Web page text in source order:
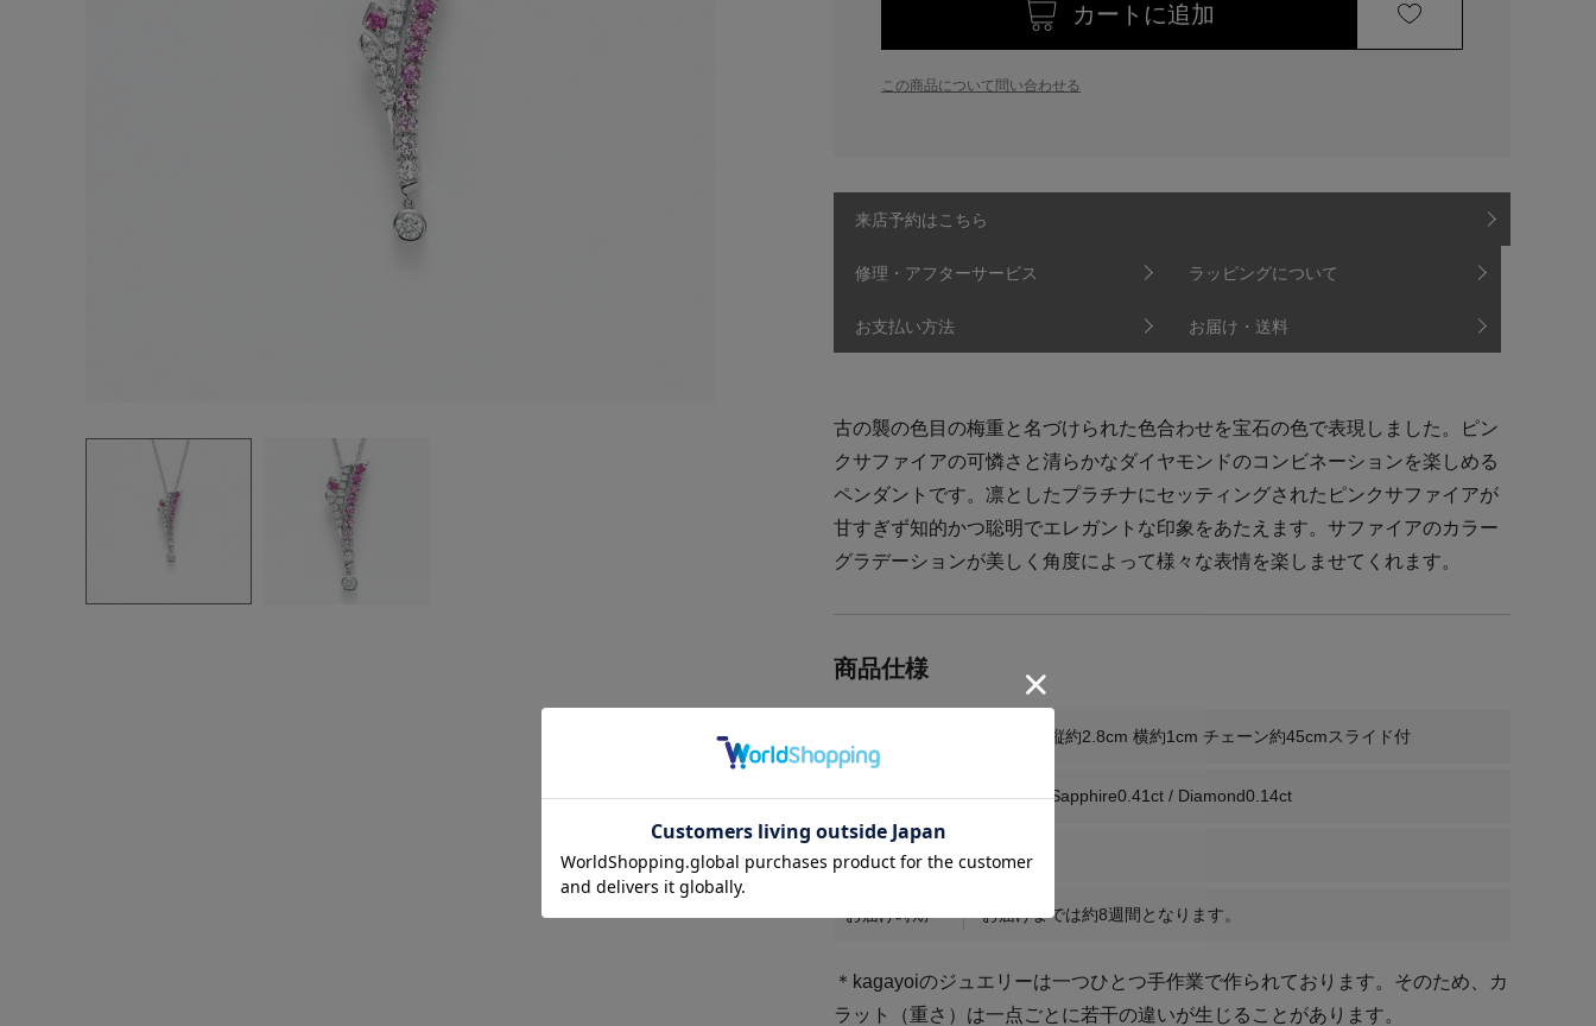
カートに追加
この商品について問い合わせる
来店予約はこちら
修理・アフターサービス ラッピングについて
お支払い方法 お届け・送料
古の襲の色目の梅重と名づけられた色合わせを宝石の色で表現しました。ピン
クサファイアの可憐さと清らかなダイヤモンドのコンビネーションを楽しめる
ペンダントです。凛としたプラチナにセッティングされたピンクサファイアが
甘すぎず知的かつ聡明でエレガントな印象をあたえます。サファイアのカラー
グラデーションが美しく角度によって様々な表情を楽しませてくれます。
モチーフ縦約2.8cm 横約1cm チェーン約45cmスライド付
素材 PT / PinkSapphire0.41ct / Diamond0.14ct
商品番号 KS083
お届け時期 お届けまでは約8週間となります。
＊kagayoiのジュエリーは一つひとつ手作業で作られております。そのため、カ
ラット（重さ）は一点ごとに若干の違いが生じることがあります。